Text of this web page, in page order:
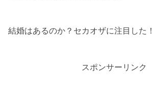
結婚はあるのか？セカオザに注目した！
スポンサーリンク